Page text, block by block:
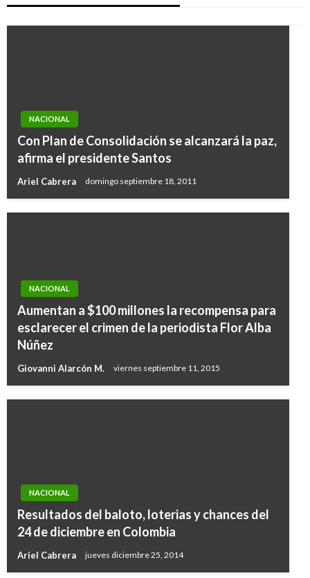
NACIONAL
Con Plan de Consolidación se alcanzará la paz,
afirma el presidente Santos
Ariel Cabrera domingo septiembre 18, 2011
NACIONAL
Aumentan a $100 millones la recompensa para
esclarecer el crimen de la periodista Flor Alba
Núñez
Giovanni Alarcón M. viernes septiembre 11, 2015
NACIONAL
Resultados del baloto, loterias y chances del
24 de diciembre en Colombia
Ariel Cabrera jueves diciembre 25, 2014